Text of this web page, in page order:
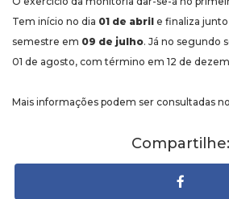
Tem início no dia 01 de abril e finaliza
semestre em 09 de julho. Já no segundo
01 de agosto, com término em 12 de
Mais informações podem ser consultadas no
Compartilhe: